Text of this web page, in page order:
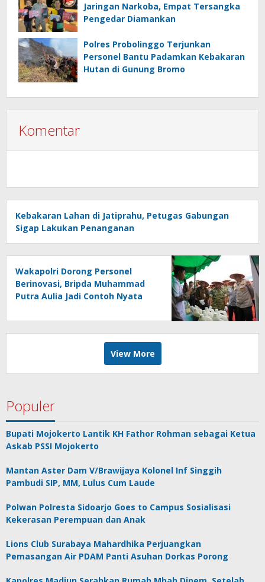
Jaringan Narkoba, Empat Tersangka
Pengedar Diamankan
Polres Probolinggo Terjunkan
Personel Bantu Padamkan Kebakaran
Hutan di Gunung Bromo
Komentar
Kebakaran Lahan di Jatiprahu, Petugas Gabungan
Sigap Lakukan Penanganan
Wakapolri Dorong Personel
Berinovasi, Bripda Muhammad
Putra Aulia Jadi Contoh Nyata
View More
Populer
Bupati Mojokerto Lantik KH Fathor Rohman sebagai Ketua
Askab PSSI Mojokerto
Mantan Aster Dam V/Brawijaya Kolonel Inf Singgih
Pambudi SIP, MM, Lulus Cum Laude
Polwan Polresta Sidoarjo Goes to Campus Sosialisasi
Kekerasan Perempuan dan Anak
Lions Club Surabaya Mahardhika Perjuangkan
Pemasangan Air PDAM Panti Asuhan Dorkas Porong